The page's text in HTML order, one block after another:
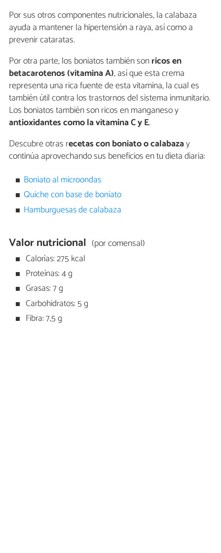
Por sus otros componentes nutricionales, la calabaza
ayuda a mantener la hipertensión a raya, así como a
prevenir cataratas.
Por otra parte, los boniatos también sonricos en
betacarotenos (vitamina A), así que esta crema
representa una rica fuente de esta vitamina, la cual es
también útil contra los trastornos del sistema inmunitario.
Los boniatos también son ricos en manganeso y
antioxidantes como la vitamina C y E.
Descubre otras recetas con boniato o calabazay
continúa aprovechando sus beneficios en tu dieta diaria:
Boniato al microondas
Quiche con base de boniato
Hamburguesas de calabaza
Valor nutricional (por comensal)
Calorías: 275 kcal
Proteínas: 4 g
Grasas: 7 g
Carbohidratos: 5 g
Fibra: 7,5 g